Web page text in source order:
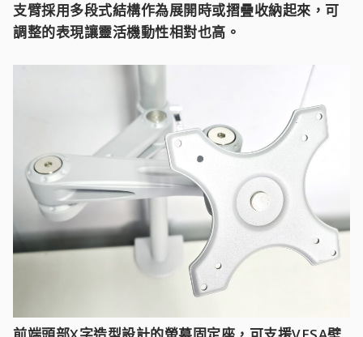
支臂採用多段式結構作為展開時或摺疊收納起來，可
調整的表現讓靈活機動性相對也高。